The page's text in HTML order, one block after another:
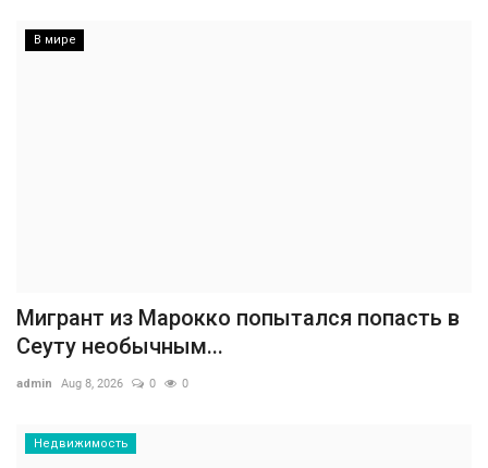
В мире
Мигрант из Марокко попытался попасть в
Сеуту необычным...
admin Aug 8, 2026 0 0
Недвижимость